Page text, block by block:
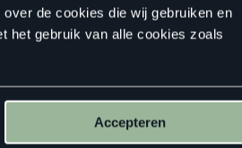
over de cookies die wij gebruiken en
het gebruik van alle cookies zoals
Accepteren